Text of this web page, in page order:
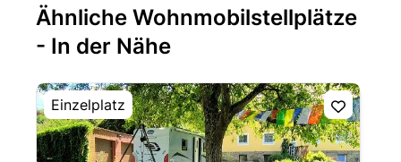
Ähnliche Wohnmobilstellplätze
- In der Nähe
Einzelplatz